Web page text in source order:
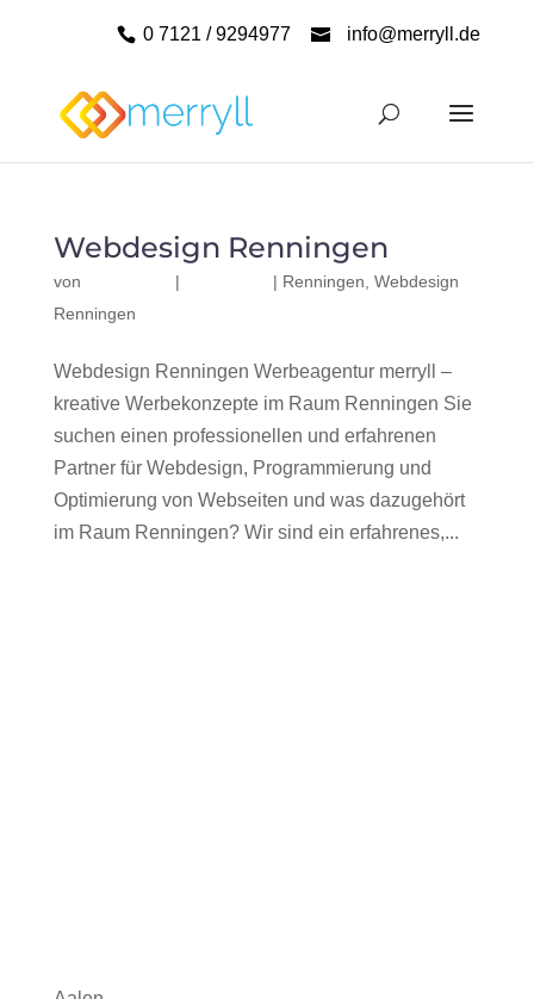
0 7121 / 9294977 info@merryll.de
Webdesign Renningen
von | | Renningen Webdesign
Renningen
Webdesign Renningen Werbeagentur merryll –
kreative Werbekonzepte im Raum Renningen Sie
suchen einen professionellen und erfahrenen
Partner für Webdesign, Programmierung und
Optimierung von Webseiten und was dazugehört
im Raum Renningen? Wir sind ein erfahrenes,...